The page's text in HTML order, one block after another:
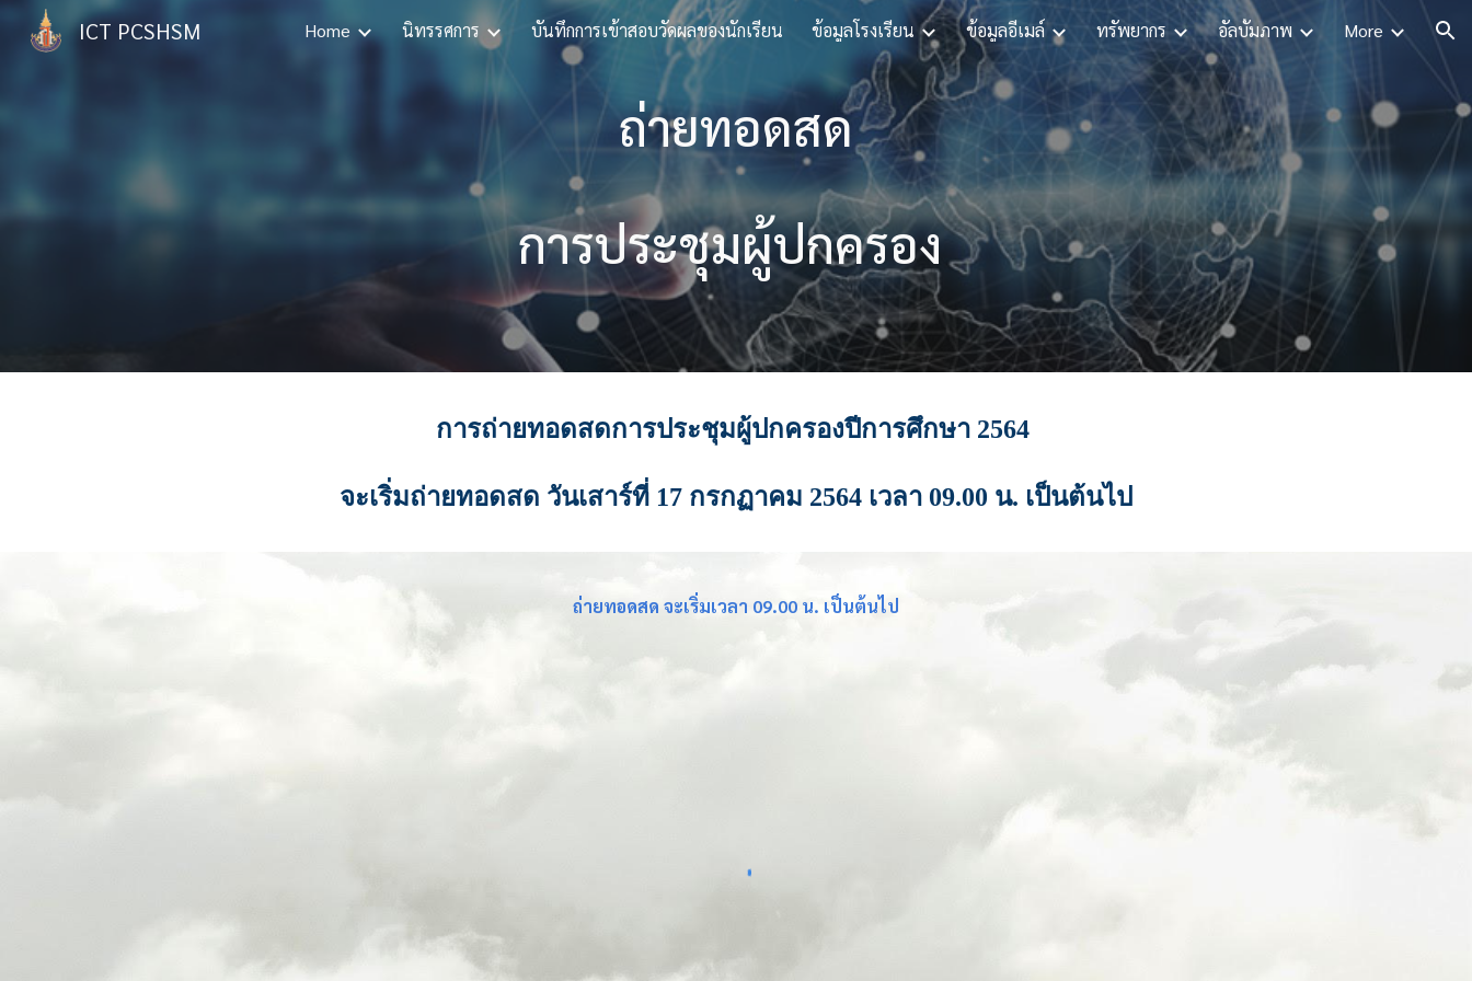
Skip to main content Skip to navigation
ICT PCSHSM Home นิทรรศการ บันทึกการเข้าสอบวัดผลของนักเรียน ข้อมูลโรงเรียน ข้อมูลอีเมล์ ทรัพยากร อัลบั้มภาพ More
ถ่ายทอดสด
การประชุมผู้ปกครอง
การถ่ายทอดสดการประชุมผู้ปกครองปีการศึกษา 2564
จะเริ่มถ่ายทอดสด วันเสาร์ที่ 17 กรกฏาคม 2564 เวลา 09.00 น. เป็นต้นไป
ถ่ายทอดสด จะเริ่มเวลา 09.00 น. เป็นต้นไป